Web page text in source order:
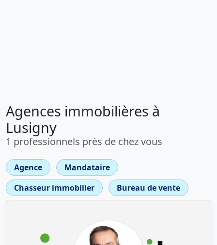
Agences immobilières à
Lusigny
1 professionnels près de chez vous
Agence
Mandataire
Chasseur immobilier
Bureau de vente